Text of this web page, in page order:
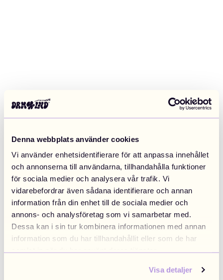
Denna webbplats använder cookies
Vi använder enhetsidentifierare för att anpassa innehållet
och annonserna till användarna, tillhandahålla funktioner
för sociala medier och analysera vår trafik. Vi
vidarebefordrar även sådana identifierare och annan
information från din enhet till de sociala medier och
annons- och analysföretag som vi samarbetar med.
Dessa kan i sin tur kombinera informationen med annan
information som du har tillhandahållit eller som de har
samlat in när du har använt deras tjänster.
Visa detaljer
Application error: a client-side exception has occurred (see the
browser console for more information).